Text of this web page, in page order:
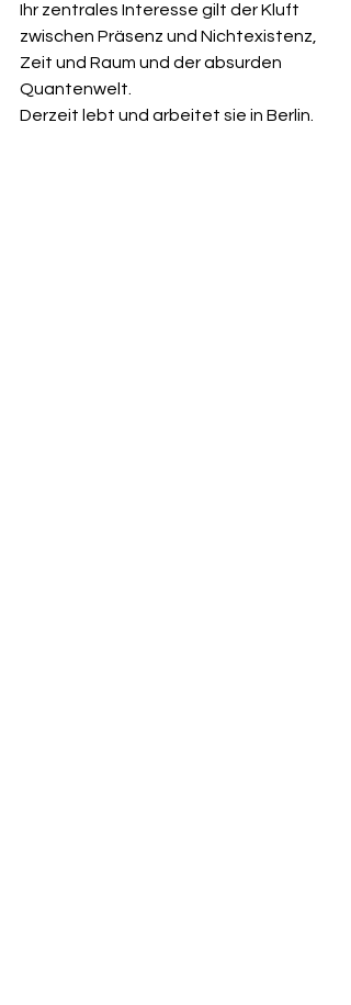
Ihr zentrales Interesse gilt der Kluft
zwischen Präsenz und Nichtexistenz,
Zeit und Raum und der absurden
Quantenwelt.
Derzeit lebt und arbeitet sie in Berlin.